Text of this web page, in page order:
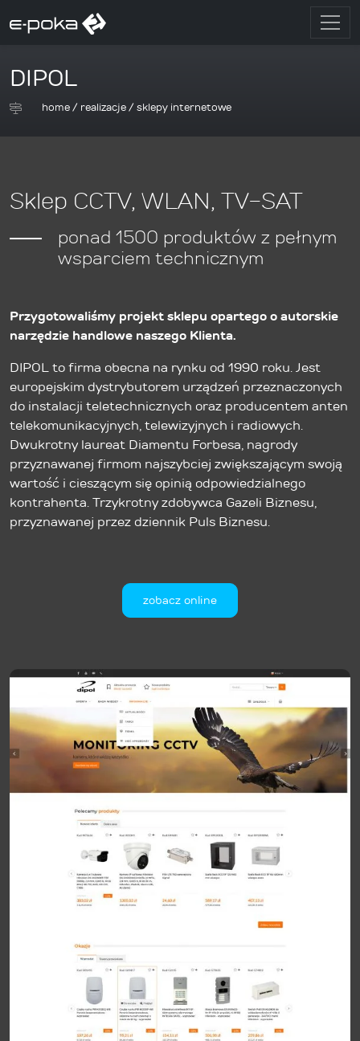
DIPOL
home/ realizacje/sklepy internetowe
Sklep CCTV, WLAN, TV-SAT
ponad 1500 produktów z pełnym
wsparciem technicznym
Przygotowaliśmy projekt sklepu opartego o autorskie
narzędzie handlowe naszego Klienta.
DIPOL to firma obecna na rynku od 1990 roku. Jest
europejskim dystrybutorem urządzeń przeznaczonych
do instalacji teletechnicznych oraz producentem anten
telekomunikacyjnych, telewizyjnych i radiowych.
Dwukrotny laureat Diamentu Forbesa, nagrody
przyznawanej firmom najszybciej zwiększającym swoją
wartość i cieszącym się opinią odpowiedzialnego
kontrahenta. Trzykrotny zdobywca Gazeli Biznesu,
przyznawanej przez dziennik Puls Biznesu.
zobacz online